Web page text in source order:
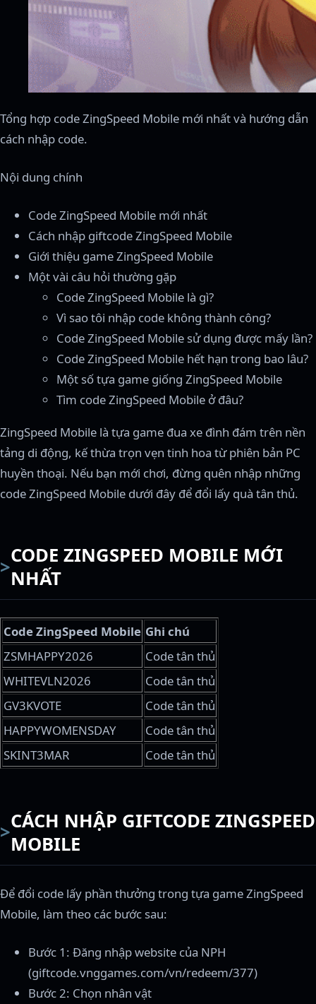
Tổng hợp code ZingSpeed Mobile mới nhất và hướng dẫn
cách nhập code.
Nội dung chính
Code ZingSpeed Mobile mới nhất
Cách nhập giftcode ZingSpeed Mobile
Giới thiệu game ZingSpeed Mobile
Một vài câu hỏi thường gặp
Code ZingSpeed Mobile là gì?
Vì sao tôi nhập code không thành công?
Code ZingSpeed Mobile sử dụng được mấy lần?
Code ZingSpeed Mobile hết hạn trong bao lâu?
Một số tựa game giống ZingSpeed Mobile
Tìm code ZingSpeed Mobile ở đâu?
ZingSpeed Mobile là tựa game đua xe đình đám trên nền
tảng di động, kế thừa trọn vẹn tinh hoa từ phiên bản PC
huyền thoại. Nếu bạn mới chơi, đừng quên nhập những
code ZingSpeed Mobile dưới đây để đổi lấy quà tân thủ.
CODE ZINGSPEED MOBILE MỚI
NHẤT
Code ZingSpeed Mobile Ghi chú
ZSMHAPPY2026
Code tân thủ
WHITEVLN2026
Code tân thủ
GV3KVOTE
Code tân thủ
HAPPYWOMENSDAY
Code tân thủ
SKINT3MAR
Code tân thủ
CÁCH NHẬP GIFTCODE ZINGSPEED
MOBILE
Để đổi code lấy phần thưởng trong tựa game ZingSpeed
Mobile, làm theo các bước sau:
Bước 1: Đăng nhập website của NPH
(giftcode.vnggames.com/vn/redeem/377)
Bước 2: Chọn nhân vật